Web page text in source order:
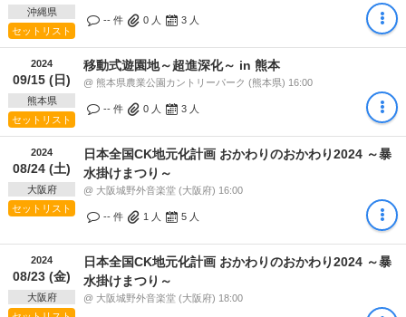
沖縄県
セットリスト
-- 件 0 人 3 人
2024
09/15 (日)
熊本県
セットリスト
移動式遊園地～超進深化～ in 熊本
@ 熊本県農業公園カントリーパーク (熊本県) 16:00
-- 件 0 人 3 人
2024
08/24 (土)
大阪府
セットリスト
日本全国CK地元化計画 おかわりのおかわり2024 ～暴
水掛けまつり～
@ 大阪城野外音楽堂 (大阪府) 16:00
-- 件 1 人 5 人
2024
08/23 (金)
大阪府
日本全国CK地元化計画 おかわりのおかわり2024 ～暴
水掛けまつり～
@ 大阪城野外音楽堂 (大阪府) 18:00